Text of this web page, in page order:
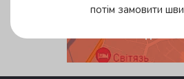
потім замовити